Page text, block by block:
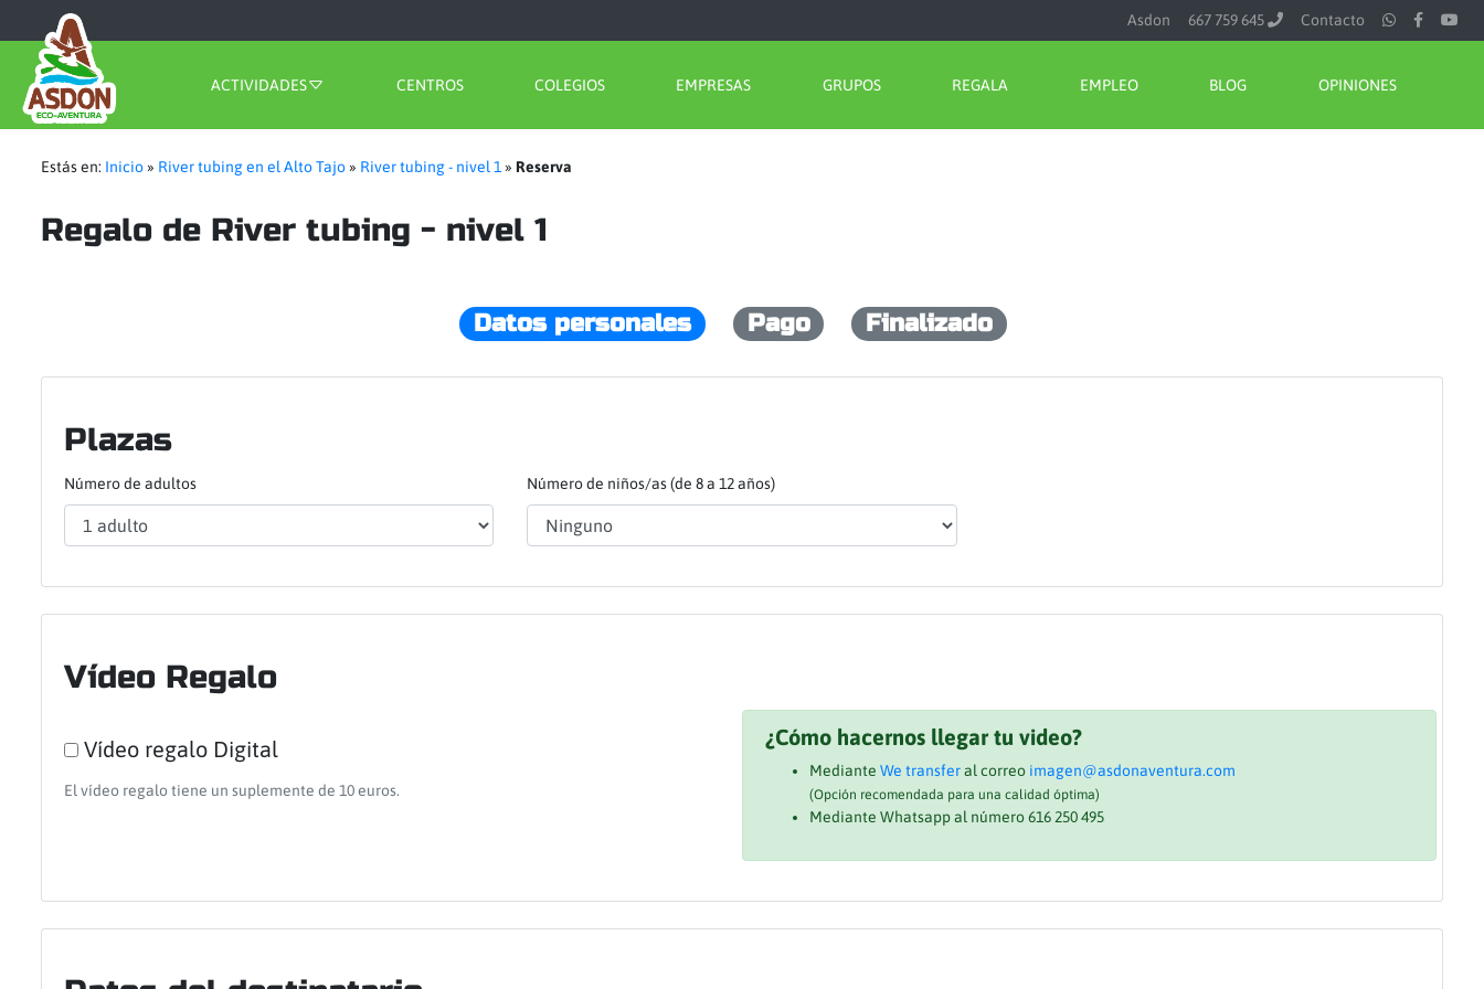
Asdon 667 759 645 Contacto
ACTIVIDADES CENTROS COLEGIOS EMPRESAS GRUPOS REGALA EMPLEO BLOG OPINIONES
Estás en: Inicio» River tubing en el Alto Tajo» River tubing - nivel 1 » Reserva
Regalo de River tubing - nivel 1
Datos personales Pago Finalizado
Plazas
Número de adultos Número de niños/as (de 8 a 12 años)
Vídeo Regalo
Vídeo regalo Digital
El vídeo regalo tiene un suplemente de 10 euros.
¿Cómo hacernos llegar tu video?
Mediante We transferal correo imagen@asdonaventura.com
(Opción recomendada para una calidad óptima)
Mediante Whatsapp al número 616 250 495